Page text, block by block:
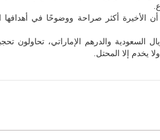
أن الأخيرة أكثر صراحة ووضوحًا في أهدافها
السعودية والدرهم الإماراتي، تحاولون
يخدم إلا المحتل.